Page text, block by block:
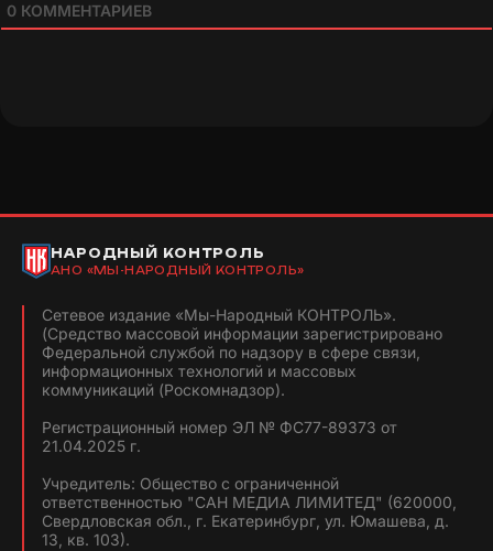
0 КОММЕНТАРИЕВ
НАРОДНЫЙ КОНТРОЛЬ
АНО «МЫ-НАРОДНЫЙ КОНТРОЛЬ»
Сетевое издание «Мы-Народный КОНТРОЛЬ».
(Средство массовой информации зарегистрировано
Федеральной службой по надзору в сфере связи,
информационных технологий и массовых
коммуникаций (Роскомнадзор).
Регистрационный номер ЭЛ № ФС77-89373 от
21.04.2025 г.
Учредитель: Общество с ограниченной
ответственностью "САН МЕДИА ЛИМИТЕД" (620000,
Свердловская обл., г. Екатеринбург, ул. Юмашева, д.
13, кв. 103).